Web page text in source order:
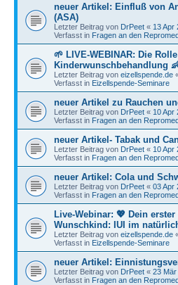
neuer Artikel: Einfluß von
(ASA)
Letzter Beitrag von DrPeet « 13 Apr
Verfasst in Fragen an den
🌱 LIVE-WEBINAR: Die
Kinderwunschbehandlung
Letzter Beitrag von eizellspende.de
Verfasst in Eizellspende-Seminare
neuer Artikel zu Rauchen
Letzter Beitrag von DrPeet « 10 Apr
Verfasst in Fragen an den
neuer Artikel- Tabak und
Letzter Beitrag von DrPeet « 10 Apr
Verfasst in Fragen an den
neuer Artikel: Cola und
Letzter Beitrag von DrPeet « 03 Apr
Verfasst in Fragen an den
Live-Webinar: 💖 Dein
Wunschkind: IUI im
Letzter Beitrag von eizellspende.de
Verfasst in Eizellspende-Seminare
neuer Artikel:
Letzter Beitrag von DrPeet « 23 Mär
Verfasst in Fragen an den